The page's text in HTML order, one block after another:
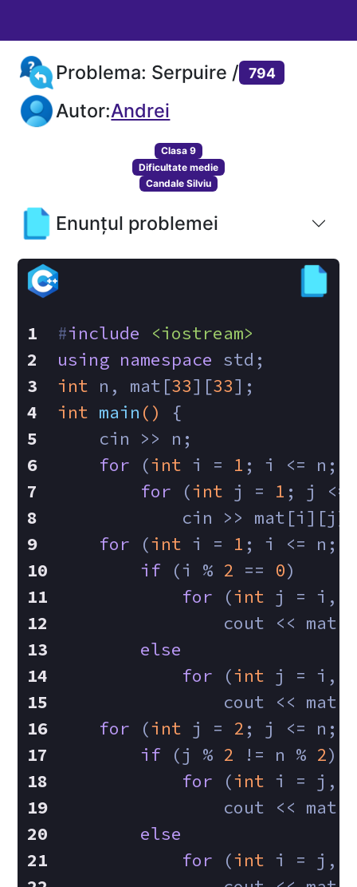
Problema: Serpuire / 794
Autor:Andrei
Clasa 9
Dificultate medie
Candale Silviu
Enunțul problemei
#include
<iostream>
using namespace std;
int n, mat[33][33];
int main ()
{
    cin >> n;
for (int i = 1 ; i <= n;
for (int j = 1 ; j <=
cin >>
for (int i = 1 ; i <= n;
if (i % 2 == 0)
for (int j = i,
cout <<
else
for (int j = i,
cout <<
for (int j = 2 ; j <= n;
if (j % 2 != n % 2)
for (int i = j, k
cout <<
else
for (int i = j, k